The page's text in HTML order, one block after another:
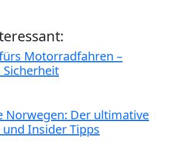
Motorradfahren –
Norwegen: Der ultimative
und Insider Tipps